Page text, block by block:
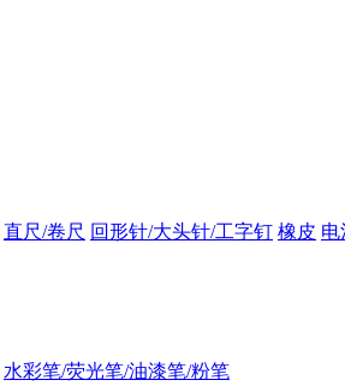
直尺/卷尺 回形针/大头针/工字钉 橡皮 电
水彩笔/荧光笔/油漆笔/粉笔